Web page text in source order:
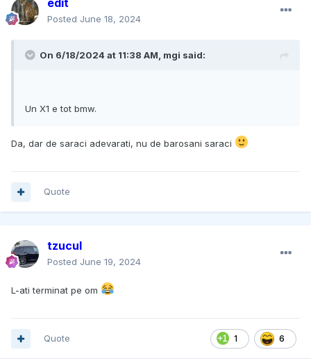
edit
Posted June 18, 2024
On 6/18/2024 at 11:38 AM, mgi said:
Un X1 e tot bmw.
Da, dar de saraci adevarati, nu de barosani saraci
Quote
tzucul
Posted June 19, 2024
L-ati terminat pe om
1 6
Quote